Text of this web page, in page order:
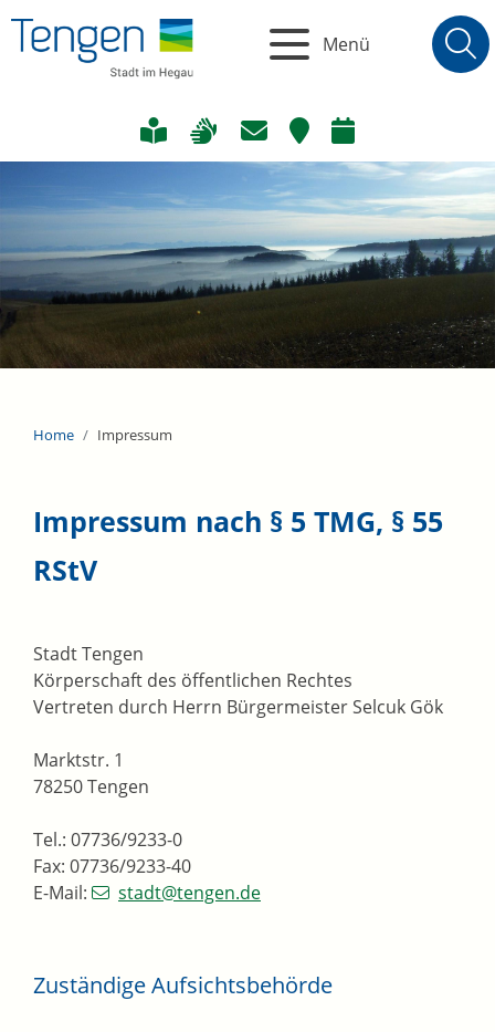
Menü
Home Impressum
Impressum nach § 5 TMG, § 55
RStV
Stadt Tengen
Körperschaft des öffentlichen Rechtes
Vertreten durch Herrn Bürgermeister Selcuk Gök
Marktstr. 1
78250 Tengen
Tel.: 07736/9233-0
Fax: 07736/9233-40
E-Mail:
stadt@tengen.de
Zuständige Aufsichtsbehörde